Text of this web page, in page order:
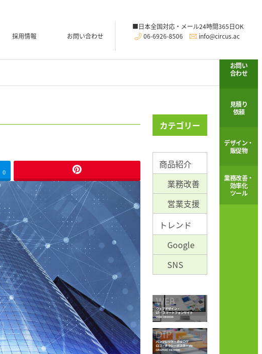
採用情報 お問い合わせ 06-6926-8506 info@circus.ac
0
カテゴリー
商品紹介
業務改善
営業支援
トレンド
Google
SNS
お問い
合わせ
見積り
依頼
デザイン・
販促物
業務改善・
効率化
ツール